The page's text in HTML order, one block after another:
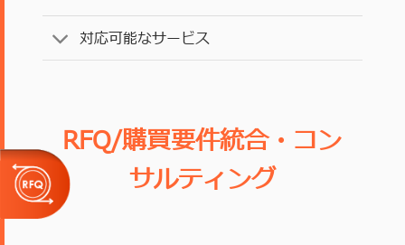
対応可能なサービス
RFQ/購買要件統合・コン
サルティング